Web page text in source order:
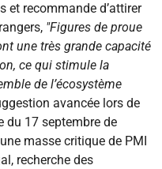
et recommande d’attirer
"Figures de proue
une très grande capacité
ce qui stimule la
de l’écosystème
avancée lors de
du 17 septembre de
masse critique de PMI
recherche des